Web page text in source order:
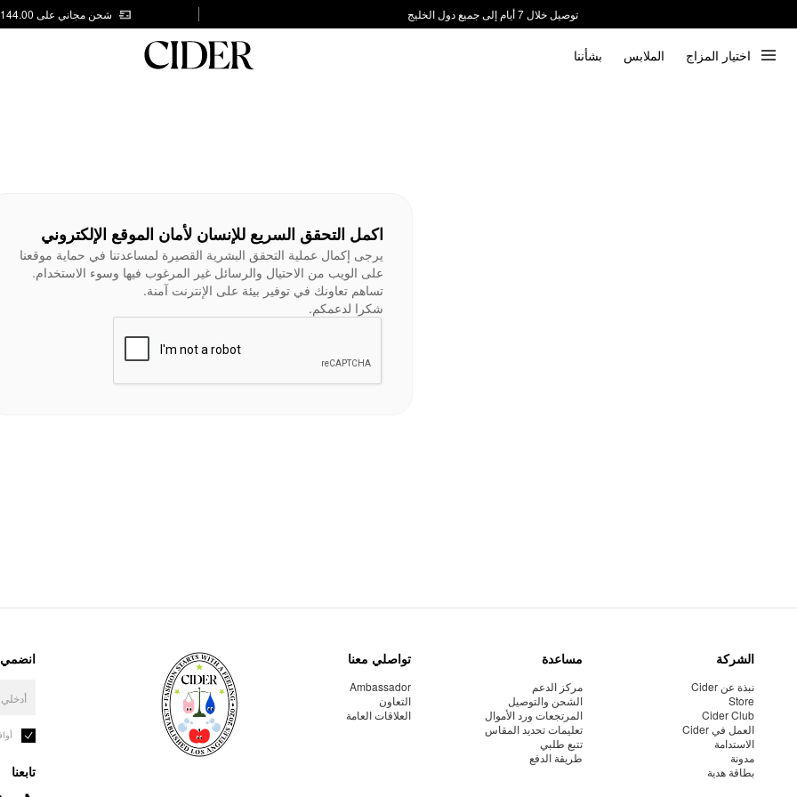
توصيل خلال 7 أيام إلى جميع دول الخليج
شحن مجاني على AED 144.00
اختيار المزاج الملابس بشأننا
اكمل التحقق السريع للإنسان لأمان الموقع الإلكتروني
يرجى إكمال عملية التحقق البشرية القصيرة لمساعدتنا في حماية موقعنا
على الويب من الاحتيال والرسائل غير المرغوب فيها وسوء الاستخدام.
تساهم تعاونك في توفير بيئة على الإنترنت آمنة.
شكرا لدعمكم.
الشركة
نبذة عن Cider
Store
Cider Club
العمل في Cider
الاستدامة
مدونة
بطاقة هدية
مساعدة
مركز الدعم
الشحن والتوصيل
المرتجعات ورد الأموال
تعليمات تحديد المقاس
تتبع طلبي
طريقة الدفع
تواصلي معنا
Ambassador
التعاون
العلاقات العامة
انضمي
تابعنا